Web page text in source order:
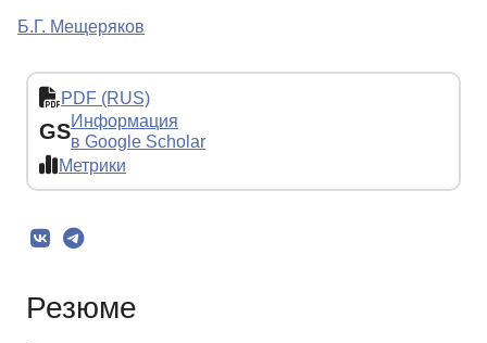
Б.Г. Мещеряков
PDF (RUS)
GSИнформация
в Google Scholar
Метрики
Резюме